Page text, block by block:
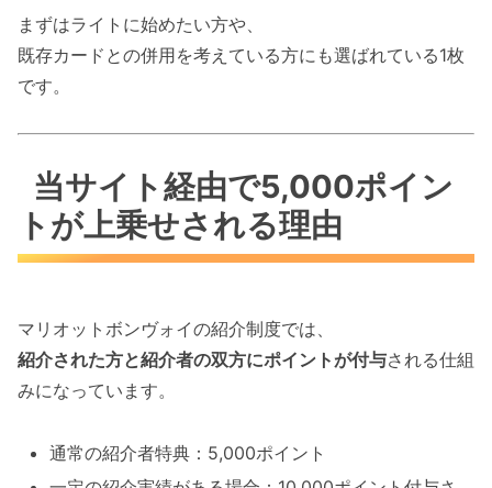
まずはライトに始めたい方や、
既存カードとの併用を考えている方にも選ばれている1枚
です。
当サイト経由で5,000ポイン
トが上乗せされる理由
マリオットボンヴォイの紹介制度では、
紹介された方と紹介者の双方にポイントが付与される仕組
みになっています。
通常の紹介者特典：5,000ポイント